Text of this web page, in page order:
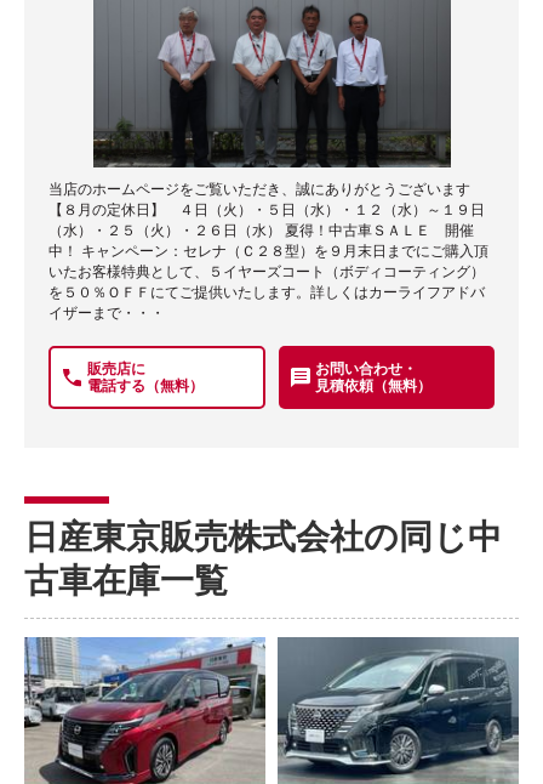
当店のホームページをご覧いただき、誠にありがとうございます
【８月の定休日】 ４日（火）・５日（水）・１２（水）～１９日
（水）・２５（火）・２６日（水） 夏得！中古車ＳＡＬＥ 開催
中！ キャンペーン：セレナ（Ｃ２８型）を９月末日までにご購入頂
いたお客様特典として、５イヤーズコート（ボディコーティング）
を５０％ＯＦＦにてご提供いたします。詳しくはカーライフアドバ
イザーまで・・・
販売店に
電話する（無料）
お問い合わせ・
見積依頼（無料）
日産東京販売株式会社の同じ中
古車在庫一覧